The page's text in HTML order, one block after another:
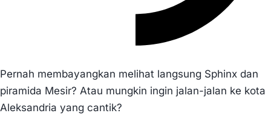
Pernah membayangkan melihat langsung Sphinx dan
piramida Mesir? Atau mungkin ingin jalan-jalan ke kota
Aleksandria yang cantik?